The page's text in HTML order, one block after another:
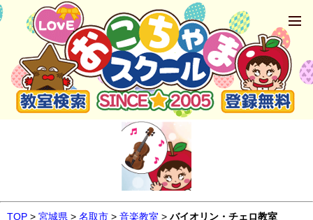
TOP > 宮城県 > 名取市 > 音楽教室 > バイオリン・チェロ教室